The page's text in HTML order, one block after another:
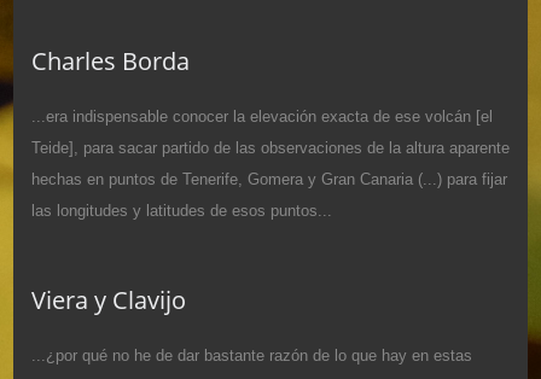
Charles Borda
...era indispensable conocer la elevación exacta de ese volcán [el
Teide], para sacar partido de las observaciones de la altura aparente
hechas en puntos de Tenerife, Gomera y Gran Canaria (...) para fijar
las longitudes y latitudes de esos puntos...
Viera y Clavijo
...¿por qué no he de dar bastante razón de lo que hay en estas